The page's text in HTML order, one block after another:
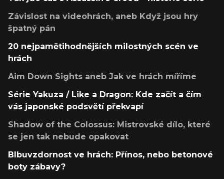
Závislost na videohrách, aneb Když jsou hry
špatný pán
20 nejpamětihodnějších milostných scén ve
hrách
Aim Down Sights aneb Jak ve hrách míříme
Série Yakuza / Like a Dragon: Kde začít a čím
vás japonské podsvětí překvapí
Shadow of the Colossus: Mistrovské dílo, které
se jen tak nebude opakovat
Blbuvzdornost ve hrách: Přínos, nebo betonové
boty zábavy?